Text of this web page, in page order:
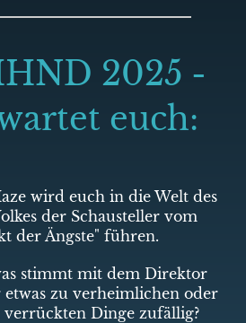
2025 -
euch:
wird euch in die Welt des
der Schausteller vom
der Ängste" führen.
stimmt mit dem Direktor
zu verheimlichen oder
verrückten Dinge zufällig?